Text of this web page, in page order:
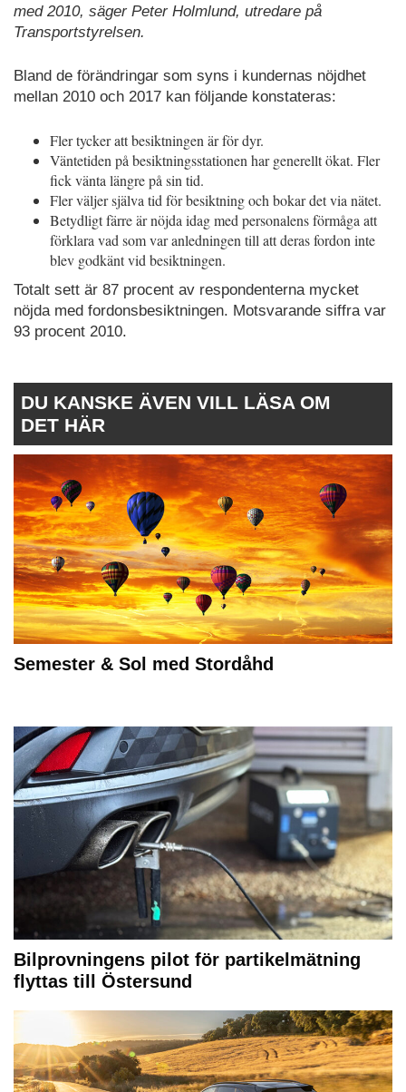
med 2010, säger Peter Holmlund, utredare på
Transportstyrelsen.
Bland de förändringar som syns i kundernas nöjdhet
mellan 2010 och 2017 kan följande konstateras:
Fler tycker att besiktningen är för dyr.
Väntetiden på besiktningsstationen har generellt ökat. Fler
fick vänta längre på sin tid.
Fler väljer själva tid för besiktning och bokar det via nätet.
Betydligt färre är nöjda idag med personalens förmåga att
förklara vad som var anledningen till att deras fordon inte
blev godkänt vid besiktningen.
Totalt sett är 87 procent av respondenterna mycket
nöjda med fordonsbesiktningen. Motsvarande siffra var
93 procent 2010.
DU KANSKE ÄVEN VILL LÄSA OM
DET HÄR
Semester & Sol med Stordåhd
Bilprovningens pilot för partikelmätning
flyttas till Östersund